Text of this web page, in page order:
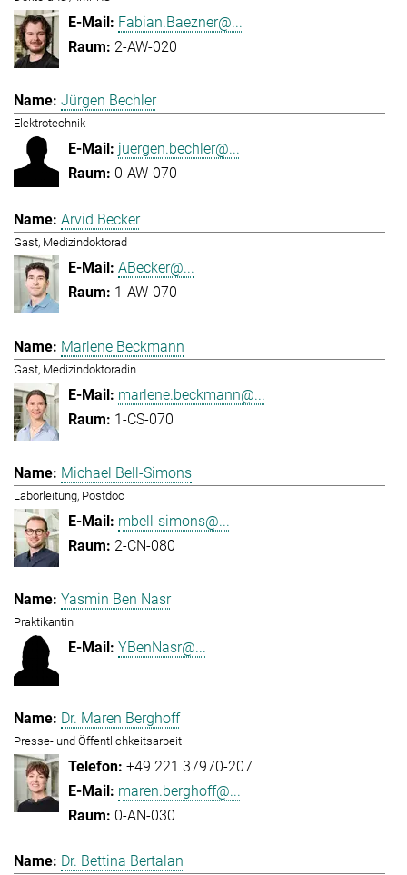
Fabian.Baezner@...
2-AW-020
Jürgen Bechler
Elektrotechnik
juergen.bechler@...
0-AW-070
Arvid Becker
Gast, Medizindoktorad
ABecker@...
1-AW-070
Marlene Beckmann
Gast, Medizindoktoradin
marlene.beckmann@...
1-CS-070
Michael Bell-Simons
Laborleitung, Postdoc
mbell-simons@...
2-CN-080
Yasmin Ben Nasr
Praktikantin
YBenNasr@...
Dr. Maren Berghoff
Presse- und Öffentlichkeitsarbeit
+49 221 37970-207
maren.berghoff@...
0-AN-030
Dr. Bettina Bertalan